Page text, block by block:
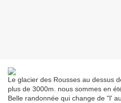
Le glacier des Rousses au dessus
plus de 3000m. nous sommes en
Belle randonnée qui change de "l'